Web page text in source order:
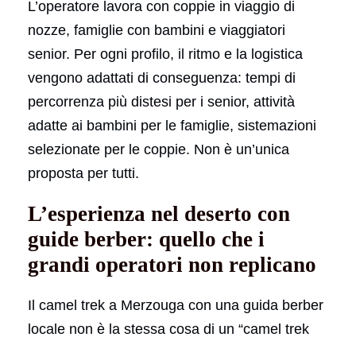
L’operatore lavora con coppie in viaggio di
nozze, famiglie con bambini e viaggiatori
senior. Per ogni profilo, il ritmo e la logistica
vengono adattati di conseguenza: tempi di
percorrenza più distesi per i senior, attività
adatte ai bambini per le famiglie, sistemazioni
selezionate per le coppie. Non è un’unica
proposta per tutti.
L’esperienza nel deserto con
guide berber: quello che i
grandi operatori non replicano
Il camel trek a Merzouga con una guida berber
locale non è la stessa cosa di un “camel trek